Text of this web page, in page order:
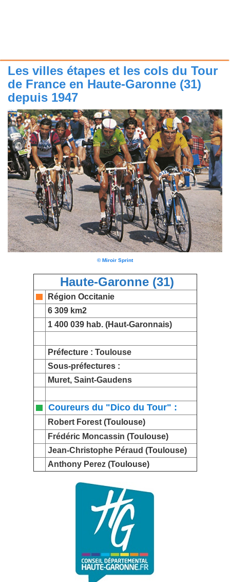
Les villes étapes et les cols du Tour
de France en Haute-Garonne (31)
depuis 1947
© Miroir Sprint
Haute-Garonne (31)
Région Occitanie
6 309 km2
1 400 039 hab. (Haut-Garonnais)
Préfecture : Toulouse
Sous-préfectures :
Muret, Saint-Gaudens
Coureurs du "Dico du Tour" :
Robert Forest (Toulouse)
Frédéric Moncassin (Toulouse)
Jean-Christophe Péraud (Toulouse)
Anthony Perez (Toulouse)